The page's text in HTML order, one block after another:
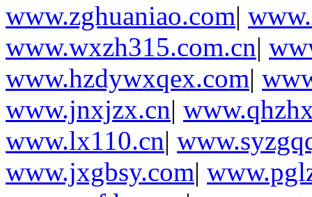
www.zghuaniao.com|
www.wxzh315.com.cn|
www.hzdywxqex.com|
www.jnxjzx.cn|
www.lx110.cn|
www.jxgbsy.com|